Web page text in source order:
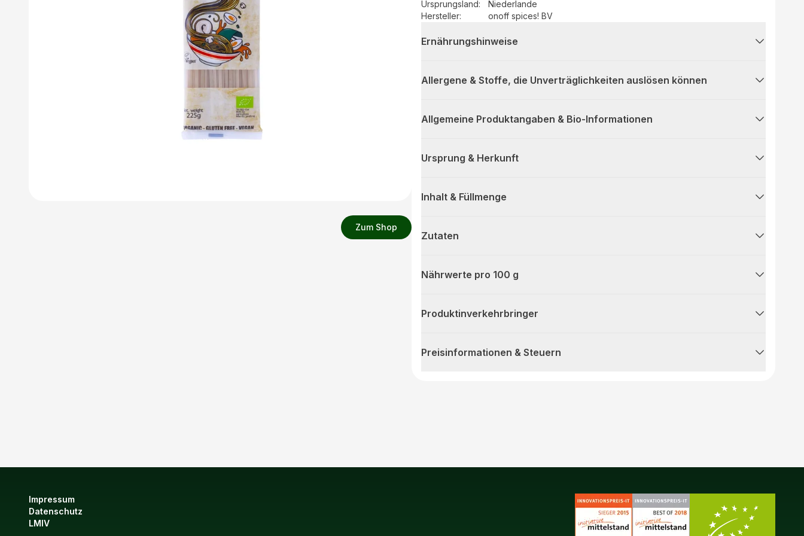
Zum Shop
Ursprungsland:
Niederlande
Hersteller: onoff spices! BV
Ernährungshinweise
Allergene & Stoffe, die Unverträglichkeiten auslösen können
Allgemeine Produktangaben & Bio-Informationen
Ursprung & Herkunft
Inhalt & Füllmenge
Zutaten
Nährwerte pro 100 g
Produktinverkehrbringer
Preisinformationen & Steuern
Impressum
Datenschutz
LMIV